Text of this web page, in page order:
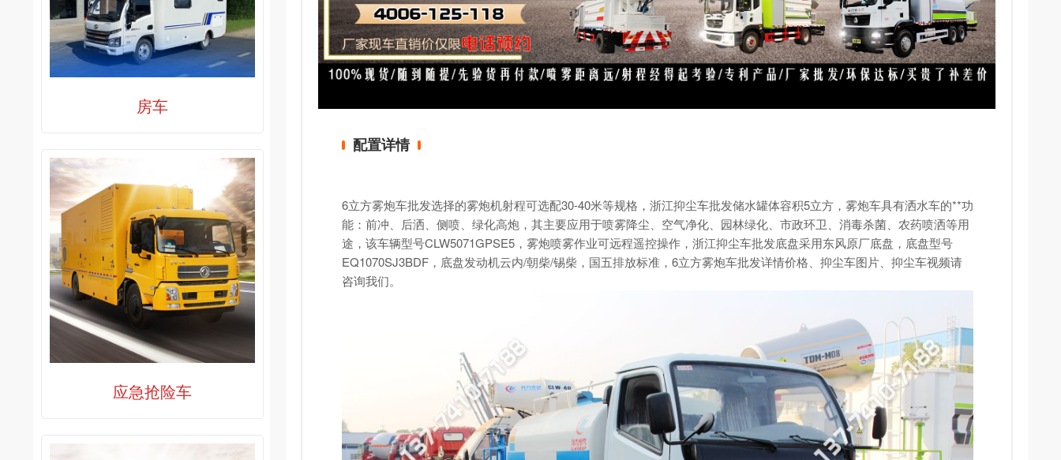
房车
应急抢险车
配置详情
6立方雾炮车批发选择的雾炮机射程可选配30-40米等规格，浙江抑尘车批发储水罐体容积5立方，雾炮车具有洒水车的**功
能：前冲、后洒、侧喷、绿化高炮，其主要应用于喷雾降尘、空气净化、园林绿化、市政环卫、消毒杀菌、农药喷洒等用
途，该车辆型号CLW5071GPSE5，雾炮喷雾作业可远程遥控操作，浙江抑尘车批发底盘采用东风原厂底盘，底盘型号
EQ1070SJ3BDF，底盘发动机云内/朝柴/锡柴，国五排放标准，6立方雾炮车批发详情价格、 抑尘车图片、抑尘车视频请
咨询我们。